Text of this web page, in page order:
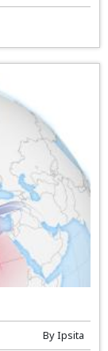
ByIpsita